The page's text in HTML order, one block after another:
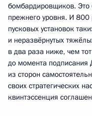
бомбардировщиков.
прежнего уровня. И 800
пусковых установок
и неразвёрнутых
в два раза ниже, чем
до момента
из сторон
своих стратегических
квинтэссенция